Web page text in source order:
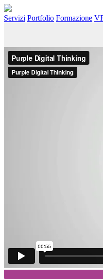
Servizi Portfolio Formazione